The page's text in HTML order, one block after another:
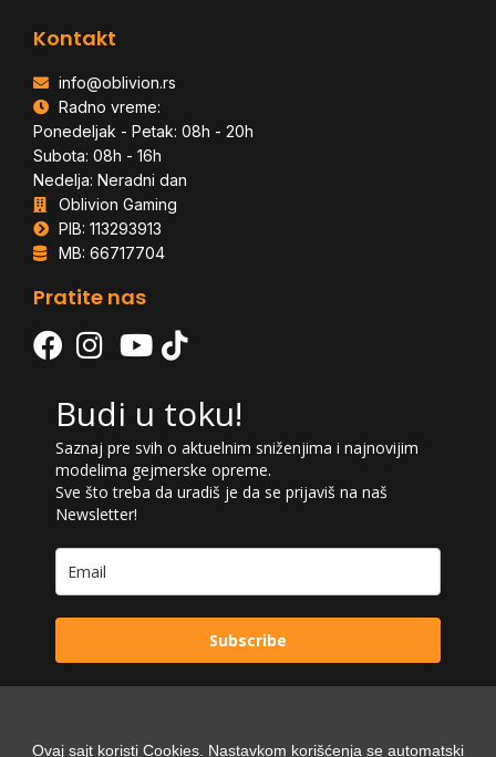
Kontakt
info@oblivion.rs
Radno vreme:
Ponedeljak - Petak: 08h - 20h
Subota: 08h - 16h
Nedelja: Neradni dan
Oblivion Gaming
PIB: 113293913
MB: 66717704
Pratite nas
Budi u toku!
Saznaj pre svih o aktuelnim sniženjima i najnovijim
modelima gejmerske opreme.
Sve što treba da uradiš je da se prijaviš na naš
Newsletter!
Subscribe
Ovaj sajt koristi Cookies. Nastavkom korišćenja se automatski